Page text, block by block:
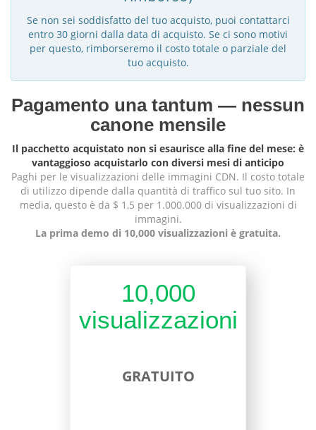
Se non sei soddisfatto del tuo acquisto, puoi contattarci
entro 30 giorni dalla data di acquisto. Se ci sono motivi
per questo, rimborseremo il costo totale o parziale del
tuo acquisto.
Pagamento una tantum — nessun
canone mensile
Il pacchetto acquistato non si esaurisce alla fine del mese: è
vantaggioso acquistarlo con diversi mesi di anticipo
Paghi per le visualizzazioni delle immagini CDN. Il costo totale
di utilizzo dipende dalla quantità di traffico sul tuo sito. In
media, questo è da $ 1,5 per 1.000.000 di visualizzazioni di
immagini.
La prima demo di 10,000 visualizzazioni è gratuita.
10,000
visualizzazioni
GRATUITO